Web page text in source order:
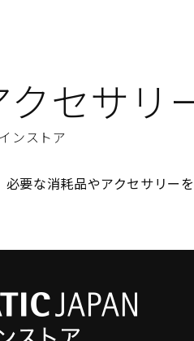
セサリ
ンストア
要な消耗品やアクセサリーを